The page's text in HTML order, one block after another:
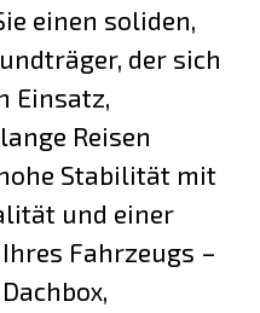
einen soliden,
der sich
Einsatz,
Reisen
Stabilität mit
und einer
Fahrzeugs –